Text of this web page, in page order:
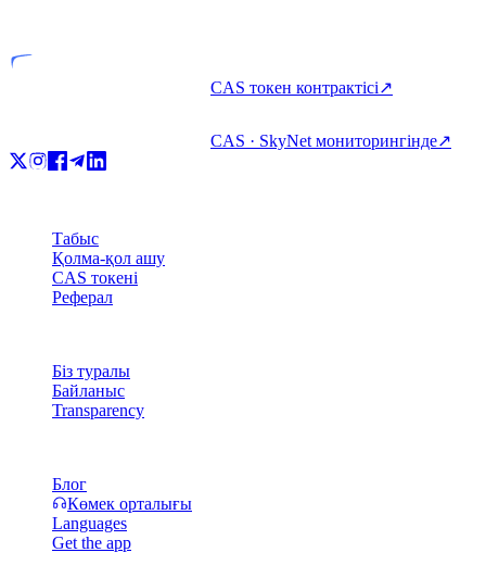
CAS токен контрактісі↗
CAS · SkyNet мониторингінде↗
Табыс
Қолма-қол ашу
CAS токені
Реферал
Біз туралы
Байланыс
Transparency
Блог
Көмек орталығы
Languages
Get the app